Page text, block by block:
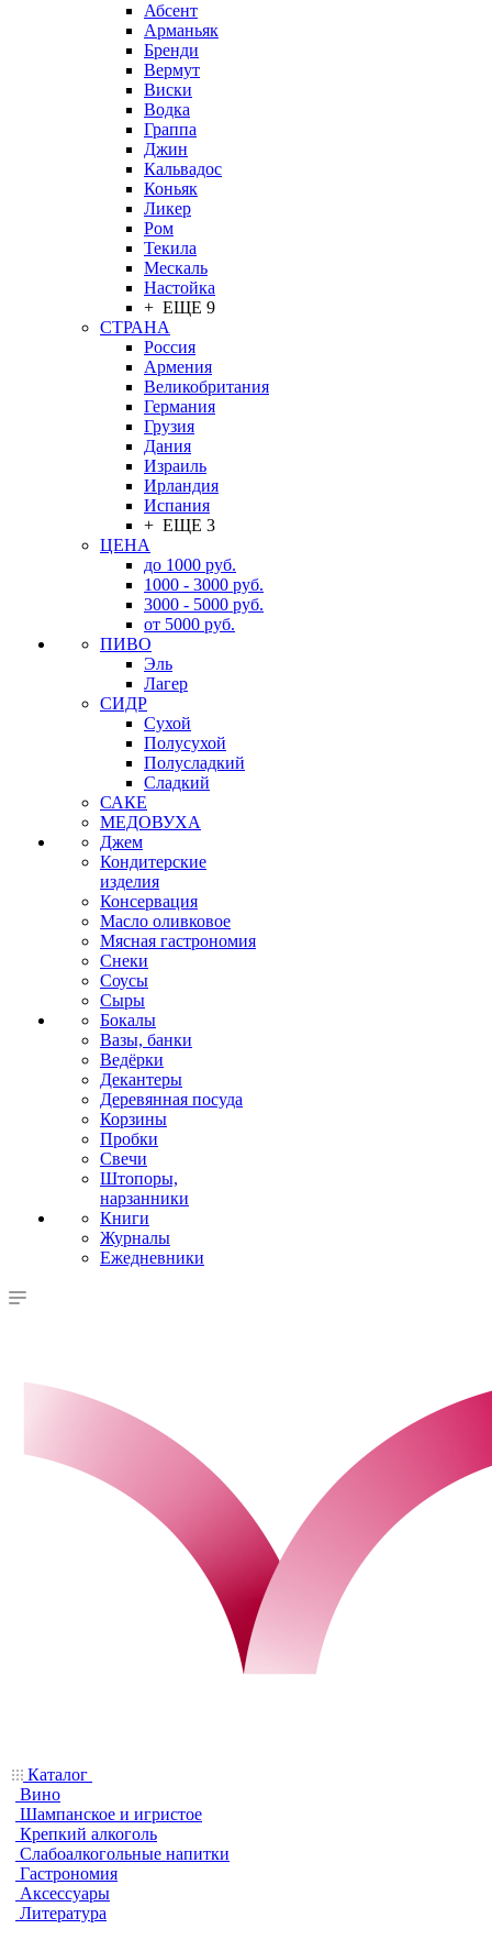
Абсент
Арманьяк
Бренди
Вермут
Виски
Водка
Граппа
Джин
Кальвадос
Коньяк
Ликер
Ром
Текила
Мескаль
Настойка
+ ЕЩЕ 9
СТРАНА
Россия
Армения
Великобритания
Германия
Грузия
Дания
Израиль
Ирландия
Испания
+ ЕЩЕ 3
ЦЕНА
до 1000 руб.
1000 - 3000 руб.
3000 - 5000 руб.
от 5000 руб.
ПИВО
Эль
Лагер
СИДР
Сухой
Полусухой
Полусладкий
Сладкий
САКЕ
МЕДОВУХА
Джем
Кондитерские
изделия
Консервация
Масло оливковое
Мясная гастрономия
Снеки
Соусы
Сыры
Бокалы
Вазы, банки
Ведёрки
Декантеры
Деревянная посуда
Корзины
Пробки
Свечи
Штопоры,
нарзанники
Книги
Журналы
Ежедневники
Каталог
Вино
Шампанское и игристое
Крепкий алкоголь
Слабоалкогольные напитки
Гастрономия
Аксессуары
Литература